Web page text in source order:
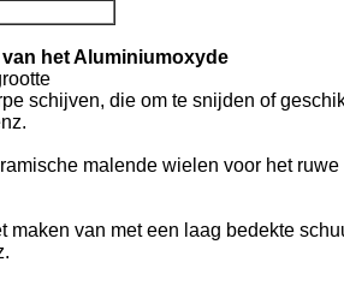
het Aluminiumoxyde
schijven, die om te snijden of
malende wielen voor het
van met een laag bedekte